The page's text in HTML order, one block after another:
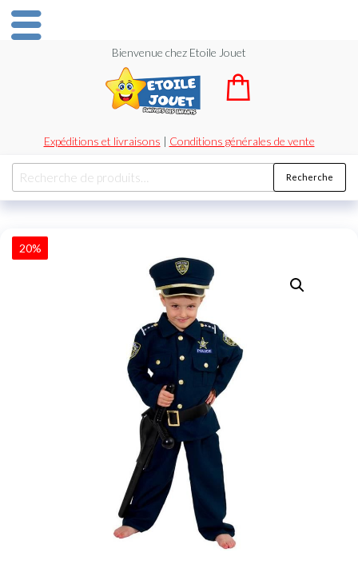
Bienvenue chez Etoile Jouet
Expéditions et livraisons | Conditions générales de vente
Recherche
20%